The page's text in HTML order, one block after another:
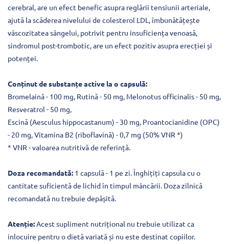
cerebral, are un efect benefic asupra reglării tensiunii arteriale,
ajută la scăderea nivelului de colesterol LDL, îmbunătățește
vâscozitatea sângelui, potrivit pentru insuficiența venoasă,
sindromul post-trombotic, are un efect pozitiv asupra erecției și
potenței.
Conținut de substanțe active la o capsulă:
Bromelaină - 100 mg, Rutină - 50 mg, Melonotus officinalis - 50 mg,
Resveratrol - 50 mg,
Escină (Aesculus hippocastanum) - 30 mg, Proantocianidine (OPC)
- 20 mg, Vitamina B2 (riboflavină) - 0,7 mg (50% VNR *)
* VNR - valoarea nutritivă de referință.
Doza recomandată: 1 capsulă - 1 pe zi. Înghițiți capsula cu o
cantitate suficientă de lichid în timpul mâncării. Doza zilnică
recomandată nu trebuie depășită.
Atenție:Acest supliment nutrițional nu trebuie utilizat ca
inlocuire pentru o dietă variată și nu este destinat copiilor.